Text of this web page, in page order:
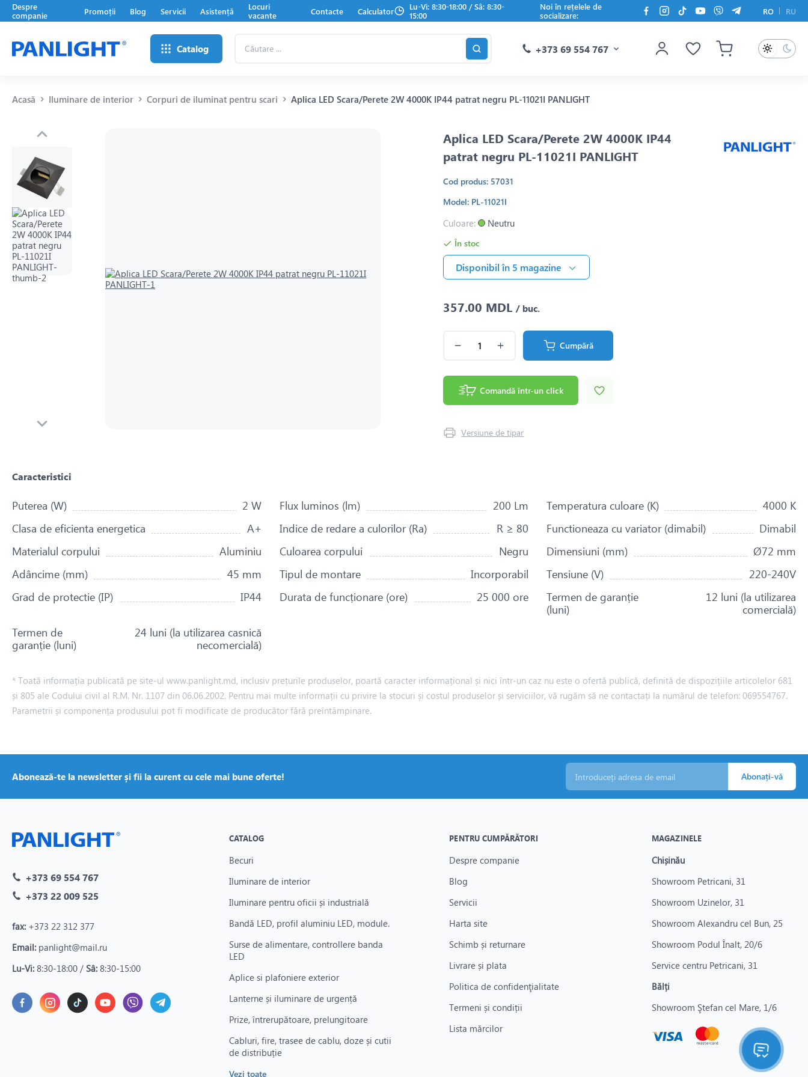
Despre
companie
Promoții Blog Servicii Asistență
Locuri
vacante
Contacte Calculator
Lu-Vi: 8:30-18:00 / Sâ: 8:30-
15:00
Noi în rețelele de
socializare:
RO RU
Catalog +373 69 554 767
Acasă Iluminare de interior Corpuri de iluminat pentru scari Aplica LED Scara/Perete 2W 4000K IP44 patrat negru PL-11021I PANLIGHT
Aplica LED Scara/Perete 2W 4000K IP44
patrat negru PL-11021I PANLIGHT
Cod produs: 57031
Model: PL-11021I
Culoare: Neutru
În stoc
Disponibil în 5 magazine
357.00 MDL/ buc.
Cumpără
Comandă într-un click
Versiune de tipar
Caracteristici
Puterea (W) 2 W Flux luminos (lm) 200 Lm Temperatura culoare (K)
4000 K
Clasa de eficienta energetica
A+ Indice de redare a culorilor (Ra) R ≥ 80 Functioneaza cu variator (dimabil)
Dimabil
Materialul corpului
Aluminiu Culoarea corpului Negru Dimensiuni (mm)
Ø72 mm
Adâncime (mm)
45 mm Tipul de montare Incorporabil Tensiune (V)
220-240V
Grad de protectie (IP)
IP44 Durata de funcționare (ore) 25 000 ore
Termen de garanție
(luni)
12 luni (la utilizarea
comercială)
Termen de
garanție (luni)
24 luni (la utilizarea casnică
necomercială)
* Toată informația publicată pe site-ul www.panlight.md, inclusiv prețurile produselor, poartă caracter informațional și nici într-un caz nu este o ofertă publică, definită de dispozițiile articolelor 681
și 805 ale Codului civil al R.M. Nr. 1107 din 06.06.2002. Pentru mai multe informații cu privire la stocuri și costul produselor și serviciilor, vă rugăm să ne contactați la numărul de telefon: 069554767.
Parametrii și componența produsului pot fi modificate de producător fără preîntâmpinare.
Abonează-te la newsletter și fii la curent cu cele mai bune oferte! Abonați-vă
+373 69 554 767
+373 22 009 525
fax: +373 22 312 377
Email: panlight@mail.ru
Lu-Vi: 8:30-18:00 / Sâ: 8:30-15:00
CATALOG
Becuri
Iluminare de interior
Iluminare pentru oficii și industrială
Bandă LED, profil aluminiu LED, module.
Surse de alimentare, controllere banda
LED
Aplice si plafoniere exterior
Lanterne și iluminare de urgență
Prize, întrerupătoare, prelungitoare
Cabluri, fire, trasee de cablu, doze și cutii
de distribuție
Vezi toate
PENTRU CUMPĂRĂTORI
Despre companie
Blog
Servicii
Harta site
Schimb și returnare
Livrare și plata
Politica de confidenţialitate
Termeni și condiții
Lista mărcilor
MAGAZINELE
Chișinău
Showroom Petricani, 31
Showroom Uzinelor, 31
Showroom Alexandru cel Bun, 25
Showroom Podul Înalt, 20/6
Service centru Petricani, 31
Bălți
Showroom Ştefan cel Mare, 1/6